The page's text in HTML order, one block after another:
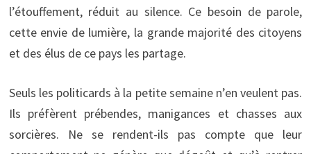
l’étouffement, réduit au silence. Ce besoin de parole,
cette envie de lumière, la grande majorité des citoyens
et des élus de ce pays les partage.
Seuls les politicards à la petite semaine n’en veulent pas.
Ils préfèrent prébendes, manigances et chasses aux
sorcières. Ne se rendent-ils pas compte que leur